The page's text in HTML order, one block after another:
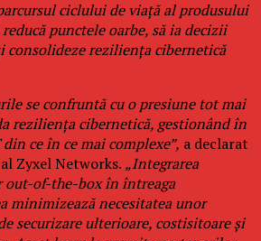
ciclului de viață al produsului
punctele oarbe, să ia decizii
consolideze reziliența cibernetică
se confruntă cu o presiune tot mai
reziliența cibernetică, gestionând în
ce în ce mai complexe”, a declarat
Zyxel Networks. „Integrarea
out-of-the-box în întreaga
minimizează necesitatea unor
securizare ulterioare, costisitoare și